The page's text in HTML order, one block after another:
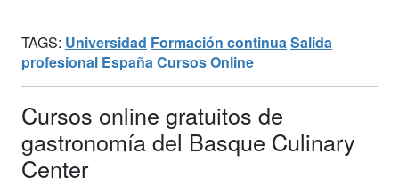
TAGS: Universidad Formación continua Salida
profesional España CursosOnline
Cursos online gratuitos de
gastronomía del Basque Culinary
Center